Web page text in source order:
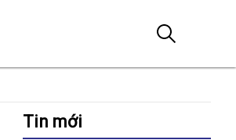
Tin mới